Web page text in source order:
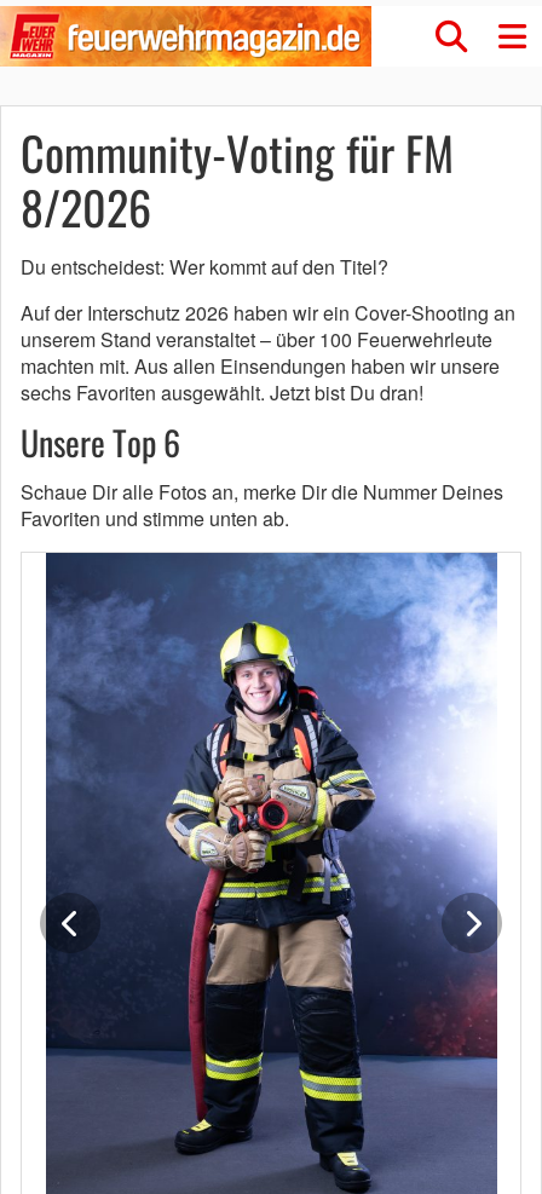
Community-Voting für FM
8/2026
Du entscheidest: Wer kommt auf den Titel?
Auf der Interschutz 2026 haben wir ein Cover-Shooting an
unserem Stand veranstaltet – über 100 Feuerwehrleute
machten mit. Aus allen Einsendungen haben wir unsere
sechs Favoriten ausgewählt. Jetzt bist Du dran!
Unsere Top 6
Schaue Dir alle Fotos an, merke Dir die Nummer Deines
Favoriten und stimme unten ab.